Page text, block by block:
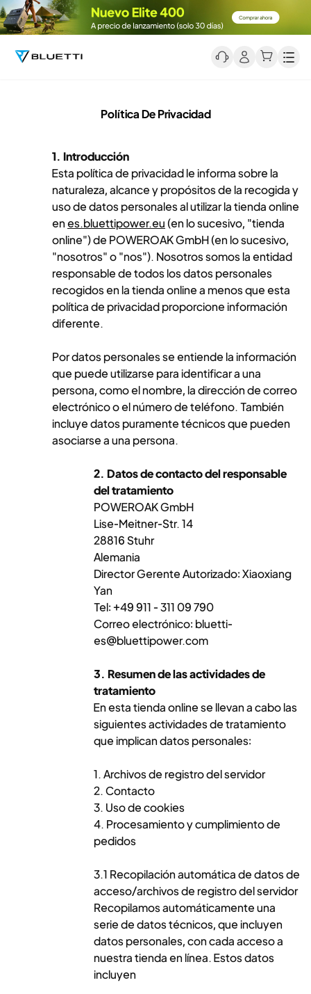
Política De Privacidad
1. Introducción
Esta política de privacidad le informa sobre la
naturaleza, alcance y propósitos de la recogida y
uso de datos personales al utilizar la tienda online
enes.bluettipower.eu(en lo sucesivo, "tienda
online") de POWEROAK GmbH (en lo sucesivo,
"nosotros" o "nos"). Nosotros somos la entidad
responsable de todos los datos personales
recogidos en la tienda online a menos que esta
política de privacidad proporcione información
diferente.
Por datos personales se entiende la información
que puede utilizarse para identificar a una
persona, como el nombre, la dirección de correo
electrónico o el número de teléfono. También
incluye datos puramente técnicos que pueden
asociarse a una persona.
2. Datos de contacto del responsable
del tratamiento
POWEROAK GmbH
Lise-Meitner-Str. 14
28816 Stuhr
Alemania
Director Gerente Autorizado: Xiaoxiang
Yan
Tel: +49 911 - 311 09 790
Correo electrónico: bluetti-
es@bluettipower.com
3. Resumen de las actividades de
tratamiento
En esta tienda online se llevan a cabo las
siguientes actividades de tratamiento
que implican datos personales:
1. Archivos de registro del servidor
2. Contacto
3. Uso de cookies
4. Procesamiento y cumplimiento de
pedidos
3.1 Recopilación automática de datos de
acceso/archivos de registro del servidor
Recopilamos automáticamente una
serie de datos técnicos, que incluyen
datos personales, con cada acceso a
nuestra tienda en línea. Estos datos
incluyen